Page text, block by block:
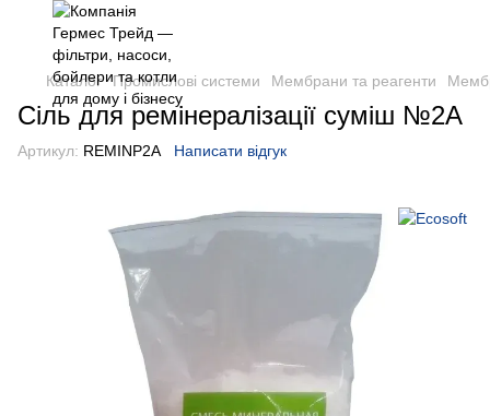
Каталог Промислові системи Мембрани та реагенти
Сіль для ремінералізації суміш №2А
Артикул: REMINP2A Написати відгук